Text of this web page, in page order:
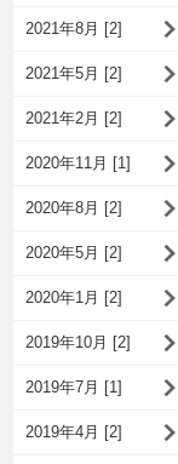
2021年8月 [2]
2021年5月 [2]
2021年2月 [2]
2020年11月 [1]
2020年8月 [2]
2020年5月 [2]
2020年1月 [2]
2019年10月 [2]
2019年7月 [1]
2019年4月 [2]